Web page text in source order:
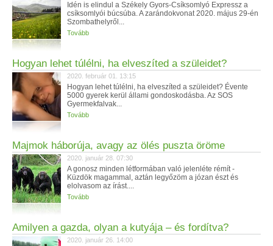
Idén is elindul a Székely Gyors-Csíksomlyó Expressz a
csíksomlyói búcsúba. A zarándokvonat 2020. május 29-én
Szombathelyről...
Tovább
Hogyan lehet túlélni, ha elveszíted a szüleidet?
2020. február 01. 13:15
Hogyan lehet túlélni, ha elveszíted a szüleidet? Évente
5000 gyerek kerül állami gondoskodásba. Az SOS
Gyermekfalvak...
Tovább
Majmok háborúja, avagy az ölés puszta öröme
2020. január 28. 07:30
A gonosz minden létformában való jelenléte rémít -
Küzdök magammal, aztán legyőzöm a józan észt és
elolvasom az írást....
Tovább
Amilyen a gazda, olyan a kutyája – és fordítva?
2020. január 26. 14:00